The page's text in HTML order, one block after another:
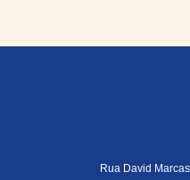
Rua David